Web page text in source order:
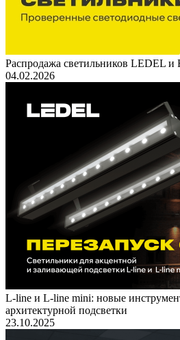
Распродажа светильников LEDEL и
04.02.2026
L-line и L-line mini: новые
архитектурной подсветки
23.10.2025